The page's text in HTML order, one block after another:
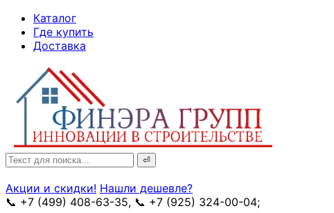
Skip
Content
Каталог
Где купить
Доставка
Search
for:
Акции и скидки! Нашли дешевле?
📞 +7 (499) 408-63-35, 📞 +7 (925) 324-00-04;